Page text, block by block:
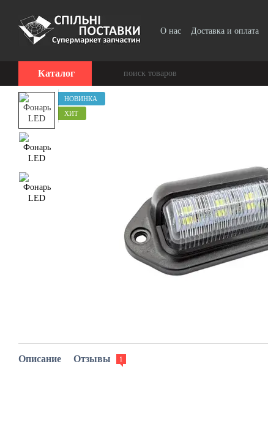
О нас Доставка и оплата
Каталог
НОВИНКА
ХИТ
Описание Отзывы 1